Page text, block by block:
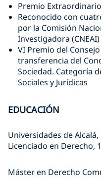
Premio
Reconocido con
por la Comisión
Investigadora (CNEAI)
VI Premio del
transferencia del
Sociedad. Categoría
Sociales y Jurídicas
EDUCACIÓN
Universidades de
Licenciado en Derecho,
Máster en Derecho